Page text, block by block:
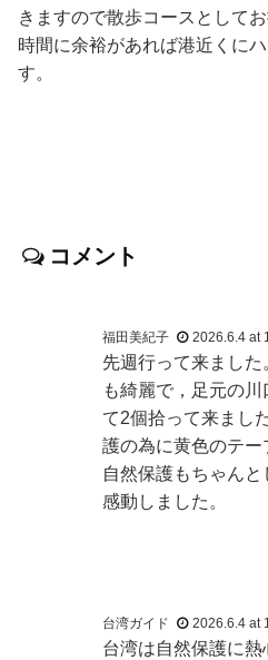
きますので散歩コースとしてお
時間に余裕があれば港近くに
す。
コメント
福田美紀子 2026.6.4 at
先週行って来まし
も綺麗で，足元の
て2個拾って来まし
護の為に黄色のテー
自然保護もちゃん
感動しました。
台湾ガイド 2026.6.4 at
台湾は自然保護に